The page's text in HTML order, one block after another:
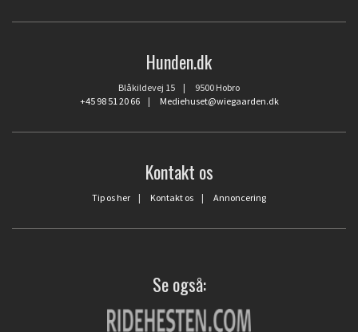
Hunden.dk
Blåkildevej 15 | 9500 Hobro
+45 98 51 20 66| Mediehuset@wiegaarden.dk
Kontakt os
Tip os her | Kontakt os | Annoncering
Se også: